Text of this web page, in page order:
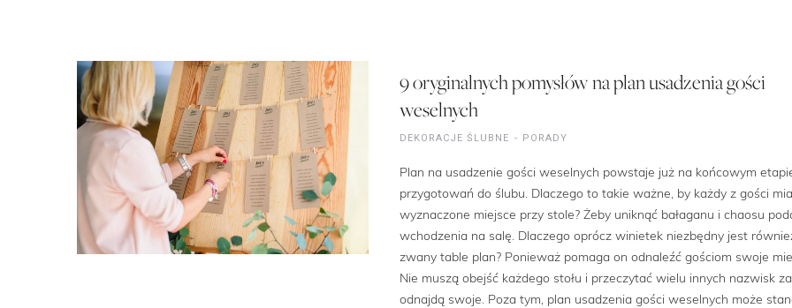
9 oryginalnych pomysłów na plan usadzenia gości
weselnych
DEKORACJE ŚLUBNE PORADY
Plan na usadzenie gości weselnych powstaje już na końcowym
przygotowań do ślubu. Dlaczego to takie ważne, by każdy z gości
wyznaczone miejsce przy stole? Żeby uniknąć bałaganu i chaosu
wchodzenia na salę. Dlaczego oprócz winietek niezbędny jest
zwany table plan? Ponieważ pomaga on odnaleźć gościom swoje
Nie muszą obejść każdego stołu i przeczytać wielu innych nazwisk
odnajdą swoje. Poza tym, plan usadzenia gości weselnych może